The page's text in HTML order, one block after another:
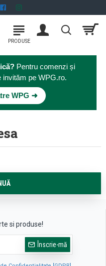
Pentru comenzi și
invităm pe WPG.ro.
WPG ➜
si produse!
Înscrie-mă